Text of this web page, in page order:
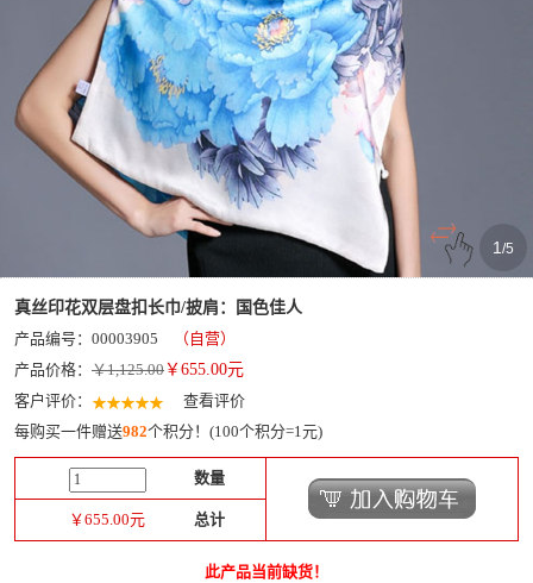
1 /5
真丝印花双层盘扣长巾/披肩：国色佳人
产品编号：00003905
（自营）
产品价格： ￥1,125.00 ￥ 655.00元
客户评价：
查看评价
每购买一件赠送982个积分！(100个积分=1元)
数量
￥655.00元 总计
此产品当前缺货！